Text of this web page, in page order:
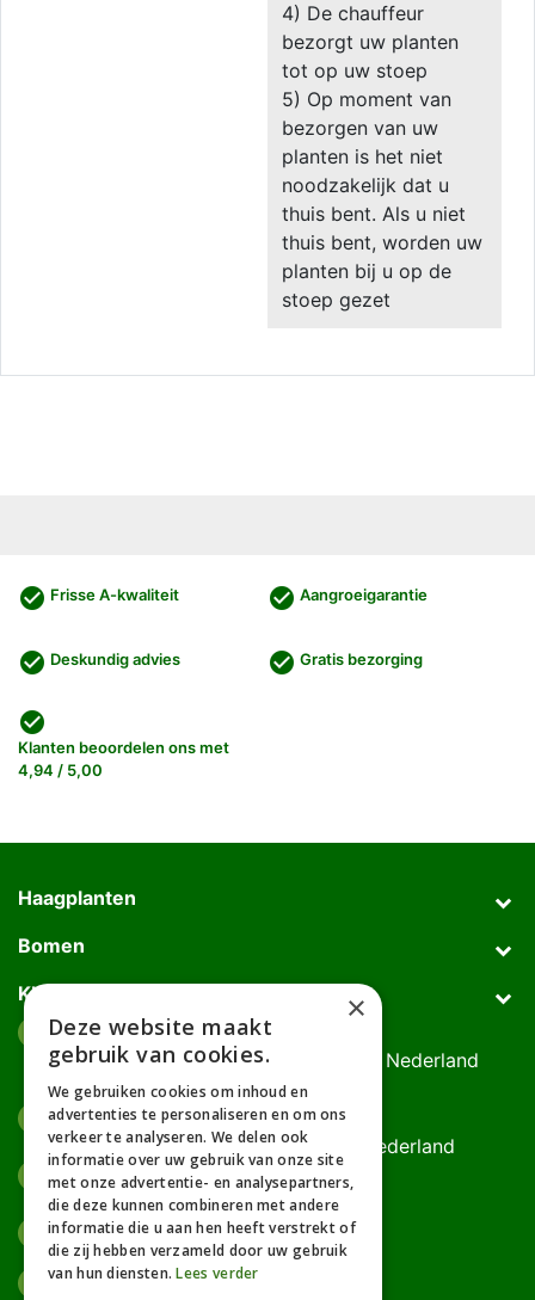
4) De chauffeur
bezorgt uw planten
tot op uw stoep
5) Op moment van
bezorgen van uw
planten is het niet
noodzakelijk dat u
thuis bent. Als u niet
thuis bent, worden uw
planten bij u op de
stoep gezet
check_circle Frisse A-kwaliteit check_circle Aangroeigarantie
check_circle Deskundig advies check_circle Gratis bezorging
check_circle
Klanten beoordelen ons met
4,94 / 5,00
Haagplanten
Bomen
Klantenservice
Afhaaladres
Deurningerweg 50, 7623 AH Borne, Nederland
(op afspraak!)
Kantooradres
Bornsedijk 60, 7559 PT Hengelo, Nederland
085-0475588
06-17314481
info@gardline.nl
×
Deze website maakt
gebruik van cookies.
We gebruiken cookies om inhoud en
advertenties te personaliseren en om ons
verkeer te analyseren. We delen ook
informatie over uw gebruik van onze site
met onze advertentie- en analysepartners,
die deze kunnen combineren met andere
informatie die u aan hen heeft verstrekt of
die zij hebben verzameld door uw gebruik
van hun diensten.Lees verder